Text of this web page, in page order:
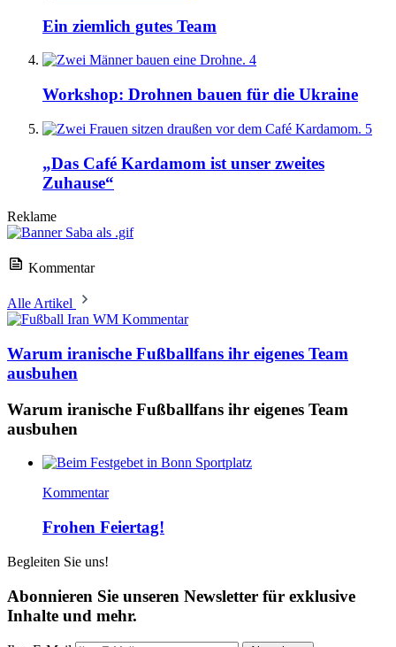
Ein ziemlich gutes Team
4
Workshop: Drohnen bauen für die Ukraine
5
„Das Café Kardamom ist unser zweites
Zuhause“
Reklame
Kommentar
Alle Artikel
Kommentar
Warum iranische Fußballfans ihr eigenes Team
ausbuhen
Warum iranische Fußballfans ihr eigenes Team
ausbuhen
Kommentar
Frohen Feiertag!
Begleiten Sie uns!
Abonnieren Sie unseren Newsletter für exklusive
Inhalte und mehr.